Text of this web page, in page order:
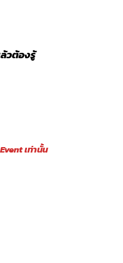
วต้องรู้
เท่านั้น